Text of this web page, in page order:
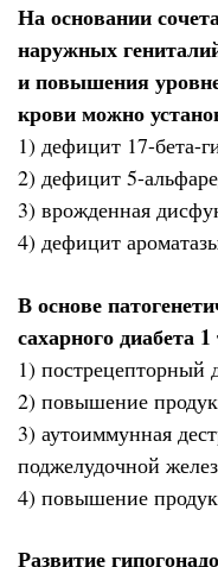
На основании
наружных
и повышения
крови можно
1) дефицит 17-бета-
2) дефицит 5-
3) врожденная
4) дефицит
В основе
сахарного диабета
1) пострецепторный
2) повышение
3) аутоиммунная
поджелудочной
4) повышение
Развитие